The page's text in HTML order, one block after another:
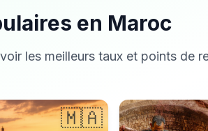
en Maroc
les meilleurs taux et points de
🇲🇦